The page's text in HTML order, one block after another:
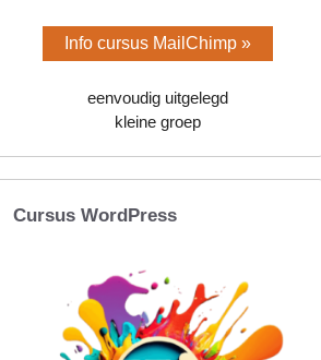
Info cursus MailChimp »
eenvoudig uitgelegd
kleine groep
Cursus WordPress